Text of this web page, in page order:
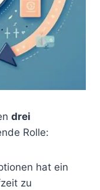
drei
Rolle:
hat ein
zu